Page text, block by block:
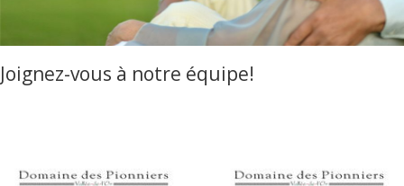
Joignez-vous à notre équipe!